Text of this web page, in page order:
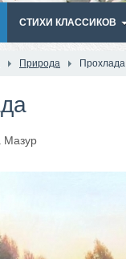
СТИХИ КЛАССИКОВ
Природа Прохлада
Мазур